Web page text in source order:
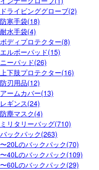
ドライビンググローブ(2)
防寒手袋(18)
耐水手袋(4)
ボディプロテクター(8)
エルボーパッド(15)
ニーパッド(26)
上下肢プロテクター(16)
防刃用品(12)
アームカバー(13)
レギンス(24)
防塵マスク(4)
ミリタリーバッグ(710)
バックパック(263)
〜20Lのバックパック(70)
〜40Lのバックパック(109)
〜60Lのバックパック(29)